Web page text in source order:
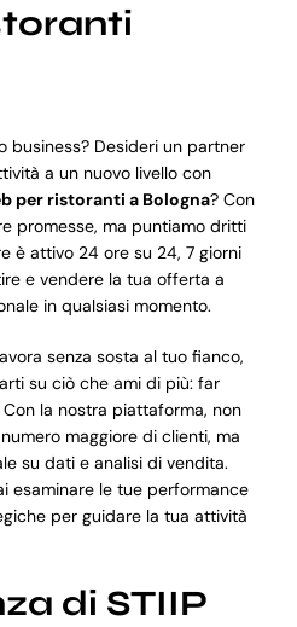
business? Desideri un partner
a un nuovo livello con
per ristoranti a Bologna? Con
promesse, ma puntiamo dritti
è attivo 24 ore su 24, 7 giorni
e vendere la tua offerta a
in qualsiasi momento.
senza sosta al tuo fianco,
su ciò che ami di più: far
la nostra piattaforma, non
maggiore di clienti, ma
su dati e analisi di vendita.
esaminare le tue performance
per guidare la tua attività
di STIIP